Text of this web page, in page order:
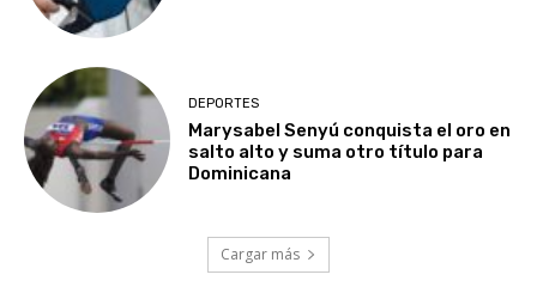
DEPORTES
Marysabel Senyú conquista el oro en
salto alto y suma otro título para
Dominicana
Cargar más